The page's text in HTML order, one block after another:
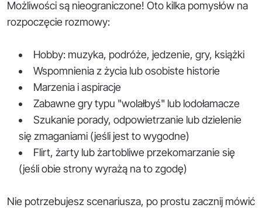
Możliwości są nieograniczone! Oto kilka pomysłów na
rozpoczęcie rozmowy:
Hobby: muzyka, podróże, jedzenie, gry, książki
Wspomnienia z życia lub osobiste historie
Marzenia i aspiracje
Zabawne gry typu "wolałbyś" lub lodołamacze
Szukanie porady, odpowietrzanie lub dzielenie
się zmaganiami (jeśli jest to wygodne)
Flirt, żarty lub żartobliwe przekomarzanie się
(jeśli obie strony wyrażą na to zgodę)
Nie potrzebujesz scenariusza, po prostu zacznij mówić